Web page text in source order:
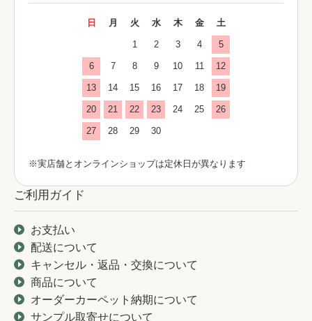
日 月 火 水 木 金 土
1 2 3 4 5
6 7 8 9 10 11 12
13 14 15 16 17 18 19
20 21 22 23 24 25 26
27 28 29 30
※実店舗とオンラインショップは定休日が異なります
ご利用ガイド
お支払い
配送について
キャンセル・返品・交換について
商品について
オーダーカーペット納期について
サンプル取寄せについて